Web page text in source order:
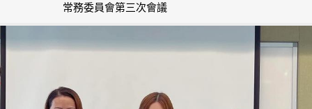
常務委員會第三次會議